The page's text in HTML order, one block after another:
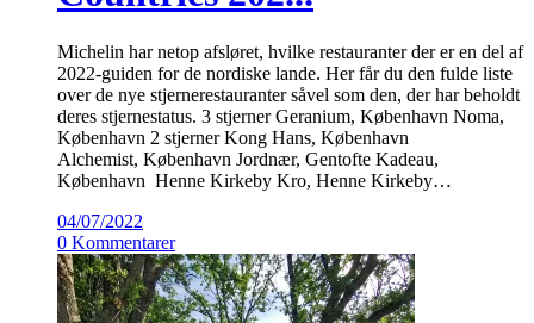
Michelin har netop afsløret, hvilke restauranter der er en del af
2022-guiden for de nordiske lande. Her får du den fulde liste
over de nye stjernerestauranter såvel som den, der har beholdt
deres stjernestatus. 3 stjerner Geranium, København Noma,
København 2 stjerner Kong Hans, København
Alchemist, København Jordnær, Gentofte Kadeau,
København Henne Kirkeby Kro, Henne Kirkeby…
04/07/2022
0 Kommentarer